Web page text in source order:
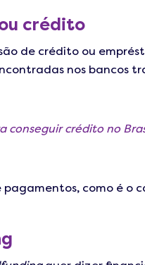
crédito
de crédito ou
nos bancos
conseguir crédito no
como é o